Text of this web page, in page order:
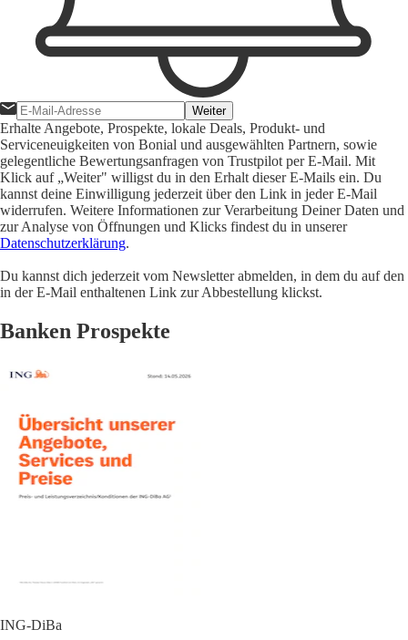
Weiter
Erhalte Angebote, Prospekte, lokale Deals, Produkt- und
Serviceneuigkeiten von Bonial und ausgewählten Partnern, sowie
gelegentliche Bewertungsanfragen von Trustpilot per E-Mail. Mit
Klick auf „Weiter" willigst du in den Erhalt dieser E-Mails ein. Du
kannst deine Einwilligung jederzeit über den Link in jeder E-Mail
widerrufen. Weitere Informationen zur Verarbeitung Deiner Daten und
zur Analyse von Öffnungen und Klicks findest du in unserer
Datenschutzerklärung.
Du kannst dich jederzeit vom Newsletter abmelden, in dem du auf den
in der E-Mail enthaltenen Link zur Abbestellung klickst.
Banken Prospekte
ING-DiBa